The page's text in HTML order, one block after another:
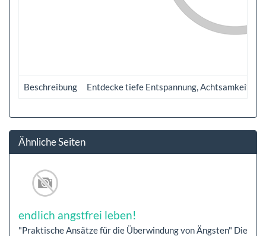
Beschreibung Entdecke tiefe Entspannung, Achtsamkeit
Ähnliche Seiten
endlich angstfrei leben!
"Praktische Ansätze für die Überwindung von Ängsten" Die